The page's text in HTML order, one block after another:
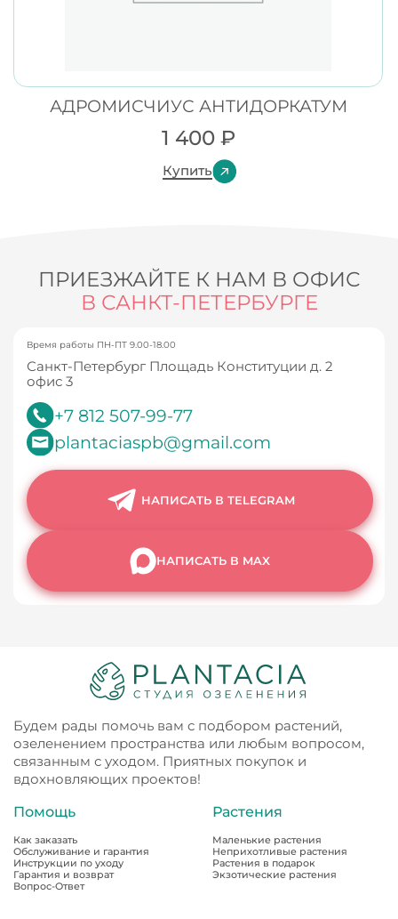
АДРОМИСЧИУС АНТИДОРКАТУМ
1 400 ₽
Купить
ПРИЕЗЖАЙТЕ К НАМ В ОФИС
В САНКТ-ПЕТЕРБУРГЕ
Время работы ПН-ПТ 9.00-18.00
Санкт-Петербург Площадь Конституции д. 2
офис 3
+7 812 507-99-77
plantaciaspb@gmail.com
НАПИСАТЬ В TELEGRAM
НАПИСАТЬ В MAX
Будем рады помочь вам с подбором растений,
озеленением пространства или любым вопросом,
связанным с уходом. Приятных покупок и
вдохновляющих проектов!
Помощь
Как заказать
Обслуживание и гарантия
Инструкции по уходу
Гарантия и возврат
Вопрос-Ответ
Растения
Маленькие растения
Неприхотливые растения
Растения в подарок
Экзотические растения